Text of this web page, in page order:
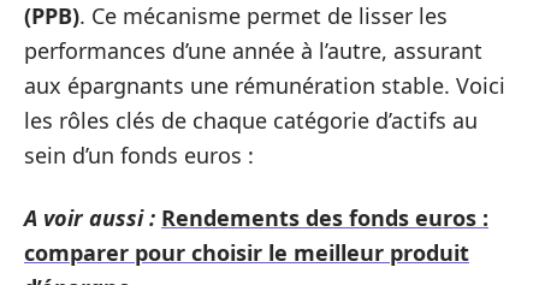
(PPB). Ce mécanisme permet de lisser les
performances d’une année à l’autre, assurant
aux épargnants une rémunération stable. Voici
les rôles clés de chaque catégorie d’actifs au
sein d’un fonds euros :
A voir aussi : Rendements des fonds euros :
comparer pour choisir le meilleur produit